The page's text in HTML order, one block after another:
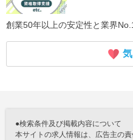
創業50年以上の安定性と業界
●検索条件及び掲載内容について
本サイトの求人情報は、広告主の